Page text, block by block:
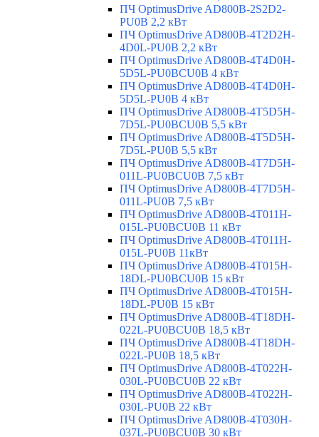
ПЧ OptimusDrive AD800B-2S2D2-
PU0B 2,2 кВт
ПЧ OptimusDrive AD800B-4T2D2H-
4D0L-PU0B 2,2 кВт
ПЧ OptimusDrive AD800B-4T4D0H-
5D5L-PU0BCU0B 4 кВт
ПЧ OptimusDrive AD800B-4T4D0H-
5D5L-PU0B 4 кВт
ПЧ OptimusDrive AD800B-4T5D5H-
7D5L-PU0BCU0B 5,5 кВт
ПЧ OptimusDrive AD800B-4T5D5H-
7D5L-PU0B 5,5 кВт
ПЧ OptimusDrive AD800B-4T7D5H-
011L-PU0BCU0B 7,5 кВт
ПЧ OptimusDrive AD800B-4T7D5H-
011L-PU0B 7,5 кВт
ПЧ OptimusDrive AD800B-4T011H-
015L-PU0BCU0B 11 кВт
ПЧ OptimusDrive AD800B-4T011H-
015L-PU0B 11кВт
ПЧ OptimusDrive AD800B-4T015H-
18DL-PU0BCU0B 15 кВт
ПЧ OptimusDrive AD800B-4T015H-
18DL-PU0B 15 кВт
ПЧ OptimusDrive AD800B-4T18DH-
022L-PU0BCU0B 18,5 кВт
ПЧ OptimusDrive AD800B-4T18DH-
022L-PU0B 18,5 кВт
ПЧ OptimusDrive AD800B-4T022H-
030L-PU0BCU0B 22 кВт
ПЧ OptimusDrive AD800B-4T022H-
030L-PU0B 22 кВт
ПЧ OptimusDrive AD800B-4T030H-
037L-PU0BCU0B 30 кВт